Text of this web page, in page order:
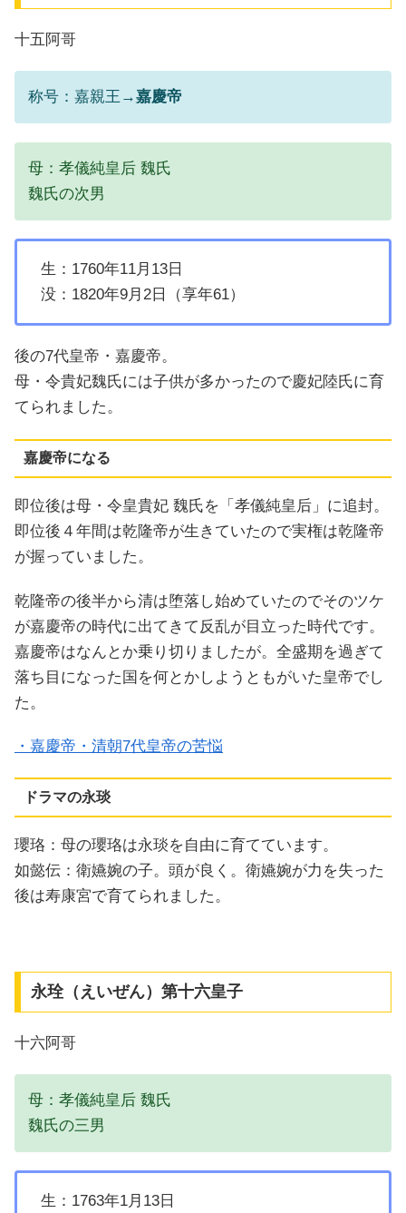
十五阿哥
称号：嘉親王→嘉慶帝
母：孝儀純皇后 魏氏
魏氏の次男
生：1760年11月13日
没：1820年9月2日（享年61）
後の7代皇帝・嘉慶帝。
母・令貴妃魏氏には子供が多かったので慶妃陸氏に育
てられました。
嘉慶帝になる
即位後は母・令皇貴妃 魏氏を「孝儀純皇后」に追封。
即位後４年間は乾隆帝が生きていたので実権は乾隆帝
が握っていました。
乾隆帝の後半から清は堕落し始めていたのでそのツケ
が嘉慶帝の時代に出てきて反乱が目立った時代です。
嘉慶帝はなんとか乗り切りましたが。全盛期を過ぎて
落ち目になった国を何とかしようともがいた皇帝でし
た。
・嘉慶帝・清朝7代皇帝の苦悩
ドラマの永琰
瓔珞：母の瓔珞は永琰を自由に育てています。
如懿伝：衛嬿婉の子。頭が良く。衛嬿婉が力を失った
後は寿康宮で育てられました。
永㻇（えいぜん）第十六皇子
十六阿哥
母：孝儀純皇后 魏氏
魏氏の三男
生：1763年1月13日